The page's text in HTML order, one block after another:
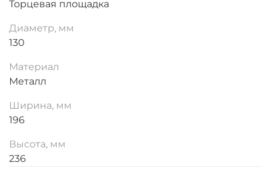
Торцевая площадка
Диаметр, мм
130
Материал
Металл
Ширина, мм
196
Высота, мм
236